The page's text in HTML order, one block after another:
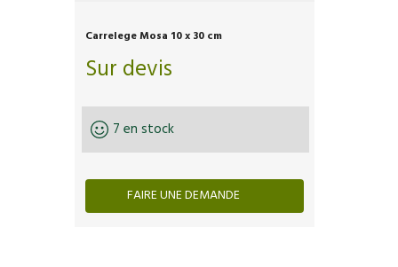
Carrelege Mosa 10 x 30 cm
Sur devis
7 en stock
FAIRE UNE DEMANDE